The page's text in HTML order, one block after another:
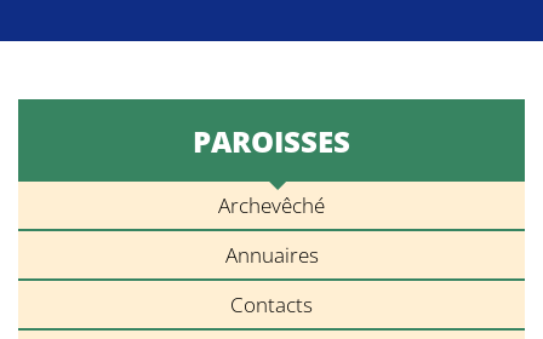
PAROISSES
Archevêché
Annuaires
Contacts